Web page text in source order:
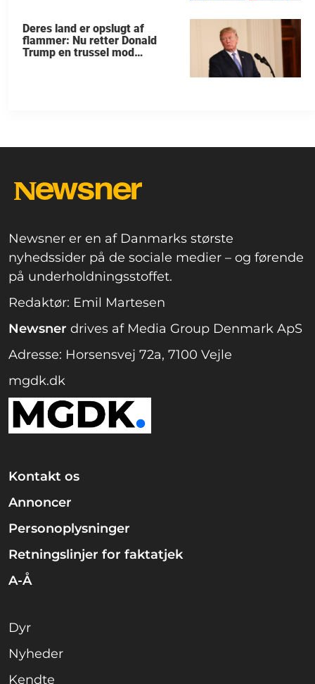
Deres land er opslugt af
flammer: Nu retter Donald
Trump en trussel mod
Newsner er en af Danmarks største
nyhedssider på de sociale medier – og førende
på underholdningsstoffet.
Redaktør: Emil Martesen
Newsner drives af Media Group Denmark ApS
Adresse: Horsensvej 72a, 7100 Vejle
mgdk.dk
Kontakt os
Annoncer
Personoplysninger
Retningslinjer for faktatjek
A-Å
Dyr
Nyheder
Kendte